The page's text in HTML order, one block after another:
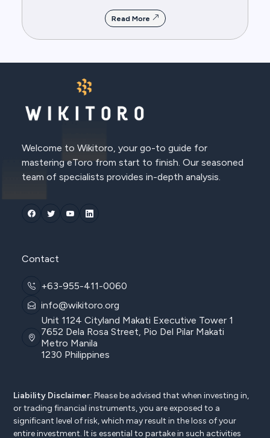
Read More
Welcome to Wikitoro, your go-to guide for
mastering eToro from start to finish. Our seasoned
team of specialists provides in-depth analysis.
Contact
+63-955-411-0060
info@wikitoro.org
Unit 1124 Cityland Makati Executive Tower 1
7652 Dela Rosa Street, Pio Del Pilar Makati
Metro Manila
1230 Philippines
Liability Disclaimer: Please be advised that when investing in,
or trading financial instruments, you are exposed to a
significant level of risk, which may result in the loss of your
entire investment. It is essential to partake in such activities